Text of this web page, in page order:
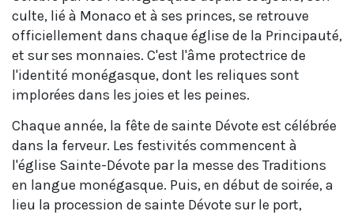
culte, lié à Monaco et à ses princes, se retrouve
officiellement dans chaque église de la Principauté,
et sur ses monnaies. C'est l'âme protectrice de
l'identité monégasque, dont les reliques sont
implorées dans les joies et les peines.
Chaque année, la fête de sainte Dévote est célébrée
dans la ferveur. Les festivités commencent à
l'église Sainte-Dévote par la messe des Traditions
en langue monégasque. Puis, en début de soirée, a
lieu la procession de sainte Dévote sur le port,